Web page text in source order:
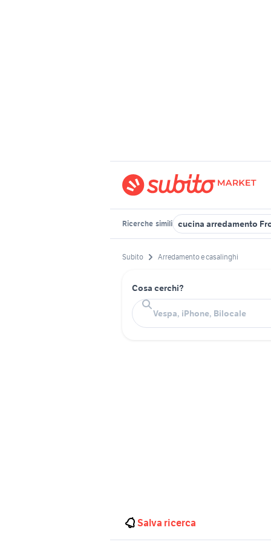
Ricerche simili cucina arredamento
Subito Arredamento e casalinghi
Cosa cerchi?
Salva ricerca